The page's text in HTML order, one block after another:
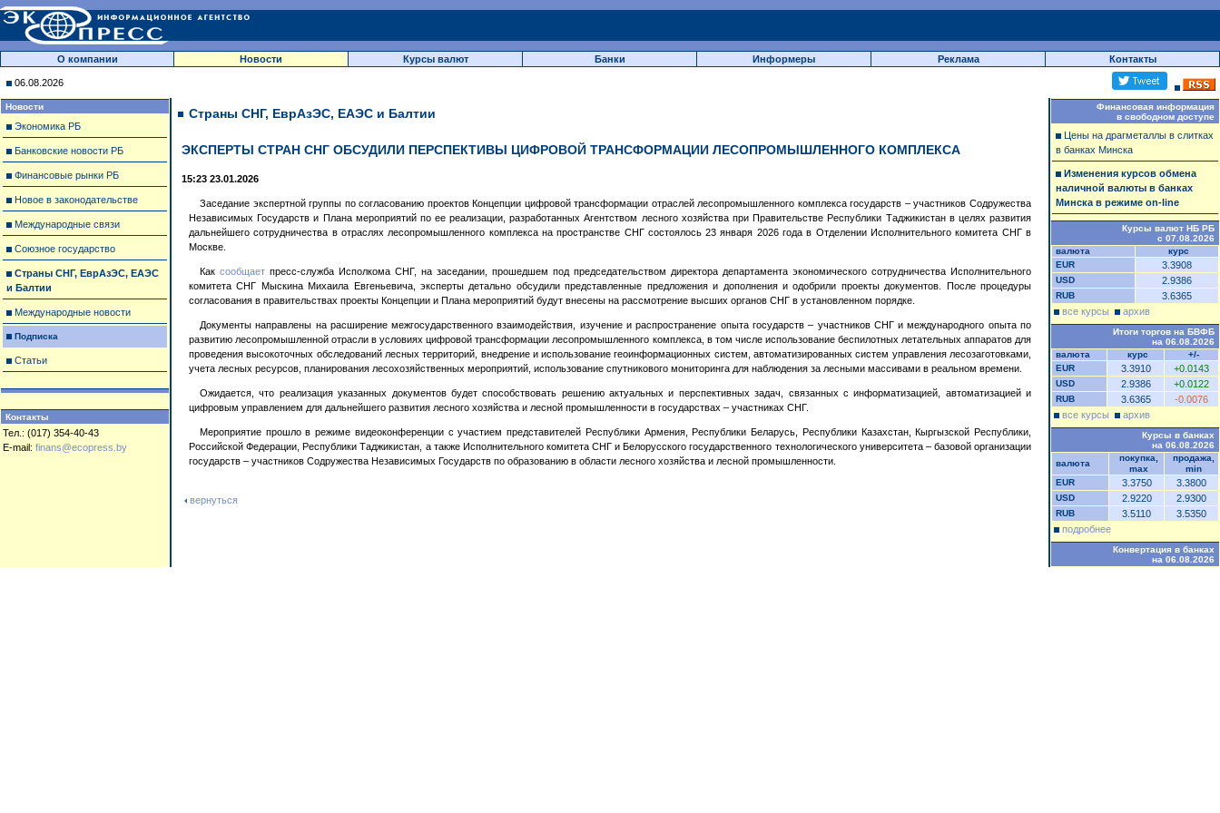
О компании Новости Курсы валют Банки Информеры Реклама Контакты
06.08.2026
Новости
Экономика РБ
Банковские новости РБ
Финансовые рынки РБ
Новое в законодательстве
Международные связи
Союзное государство
Страны СНГ, ЕврАзЭС, ЕАЭС
и Балтии
Международные новости
Подписка
Статьи
Контакты
Тел.: (017) 354-40-43
E-mail: finans@ecopress.by
Страны СНГ, ЕврАзЭС, ЕАЭС и Балтии
ЭКСПЕРТЫ СТРАН СНГ ОБСУДИЛИ ПЕРСПЕКТИВЫ ЦИФРОВОЙ ТРАНСФОРМАЦИИ ЛЕСОПРОМЫШЛЕННОГО КОМПЛЕКСА
15:23 23.01.2026
Заседание экспертной группы по согласованию проектов Концепции цифровой трансформации отраслей лесопромышленного комплекса государств – участников Содружества
Независимых Государств и Плана мероприятий по ее реализации, разработанных Агентством лесного хозяйства при Правительстве Республики Таджикистан в целях развития
дальнейшего сотрудничества в отраслях лесопромышленного комплекса на пространстве СНГ состоялось 23 января 2026 года в Отделении Исполнительного комитета СНГ в
Москве.
Как сообщает пресс-служба Исполкома СНГ, на заседании, прошедшем под председательством директора департамента экономического сотрудничества Исполнительного
комитета СНГ Мыскина Михаила Евгеньевича, эксперты детально обсудили представленные предложения и дополнения и одобрили проекты документов. После процедуры
согласования в правительствах проекты Концепции и Плана мероприятий будут внесены на рассмотрение высших органов СНГ в установленном порядке.
Документы направлены на расширение межгосударственного взаимодействия, изучение и распространение опыта государств – участников СНГ и международного опыта по
развитию лесопромышленной отрасли в условиях цифровой трансформации лесопромышленного комплекса, в том числе использование беспилотных летательных аппаратов для
проведения высокоточных обследований лесных территорий, внедрение и использование геоинформационных систем, автоматизированных систем управления лесозаготовками,
учета лесных ресурсов, планирования лесохозяйственных мероприятий, использование спутникового мониторинга для наблюдения за лесными массивами в реальном времени.
Ожидается, что реализация указанных документов будет способствовать решению актуальных и перспективных задач, связанных с информатизацией, автоматизацией и
цифровым управлением для дальнейшего развития лесного хозяйства и лесной промышленности в государствах – участниках СНГ.
Мероприятие прошло в режиме видеоконференции с участием представителей Республики Армения, Республики Беларусь, Республики Казахстан, Кыргызской Республики,
Российской Федерации, Республики Таджикистан, а также Исполнительного комитета СНГ и Белорусского государственного технологического университета – базовой организации
государств – участников Содружества Независимых Государств по образованию в области лесного хозяйства и лесной промышленности.
вернуться
Финансовая информация
в свободном доступе
Цены на драгметаллы в слитках
в банках Минска
Изменения курсов обмена
наличной валюты в банках
Минска в режиме on-line
Курсы валют НБ РБ
с 07.08.2026
валюта
курс
EUR
3.3908
USD 2.9386
RUB
3.6365
все курсы
архив
Итоги торгов на БВФБ
на 06.08.2026
валюта
курс
+/-
EUR
3.3910 +0.0143
USD 2.9386 +0.0122
RUB 3.6365
-0.0076
все курсы
архив
Курсы в банках
на 06.08.2026
валюта
покупка,
max
продажа,
min
EUR
3.3750 3.3800
USD 2.9220 2.9300
RUB 3.5110
3.5350
подробнее
Конвертация в банках
на 06.08.2026